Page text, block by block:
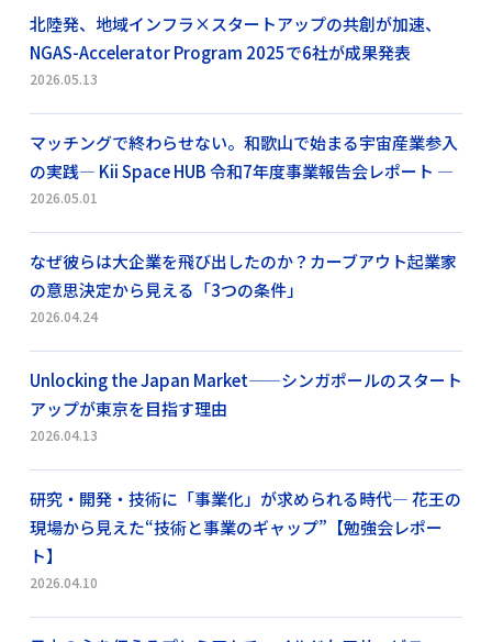
北陸発、地域インフラ×スタートアップの共創が加速、
NGAS-Accelerator Program 2025で6社が成果発表
2026.05.13
マッチングで終わらせない。和歌山で始まる宇宙産業参入
の実践― Kii Space HUB 令和7年度事業報告会レポート ―
2026.05.01
なぜ彼らは大企業を飛び出したのか？カーブアウト起業家
の意思決定から見える「3つの条件」
2026.04.24
Unlocking the Japan Market——シンガポールのスタート
アップが東京を目指す理由
2026.04.13
研究・開発・技術に「事業化」が求められる時代― 花王の
現場から見えた“技術と事業のギャップ”【勉強会レポー
ト】
2026.04.10